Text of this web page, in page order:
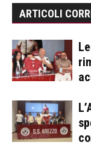
ARTICOLI